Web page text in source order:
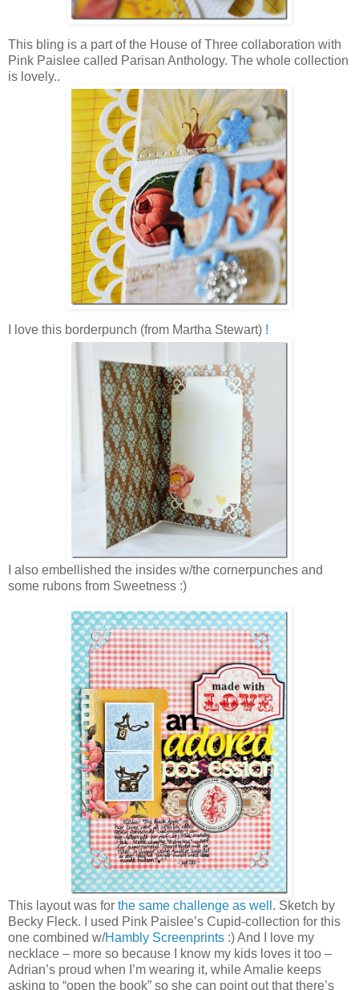
This bling is a part of the House of Three collaboration with
Pink Paislee called Parisan Anthology. The whole collection
is lovely..
I love this borderpunch (from Martha Stewart) !
I also embellished the insides w/the cornerpunches and
some rubons from Sweetness :)
This layout was for the same challenge as well . Sketch by
Becky Fleck. I used Pink Paislee’s Cupid-collection for this
one combined w/Hambly Screenprints :) And I love my
necklace – more so because I know my kids loves it too –
Adrian’s proud when I’m wearing it, while Amalie keeps
asking to “open the book” so she can point out that there’s